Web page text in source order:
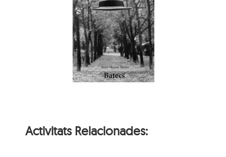
Activitats Relacionades: